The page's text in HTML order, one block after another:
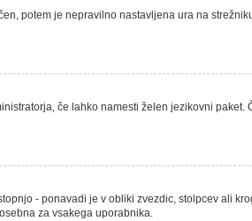
potem je nepravilno nastavljena ura na
če lahko namesti želen jezikovni paket.
- ponavadi je v obliki zvezdic, stolpcev ali
za vsakega uporabnika.